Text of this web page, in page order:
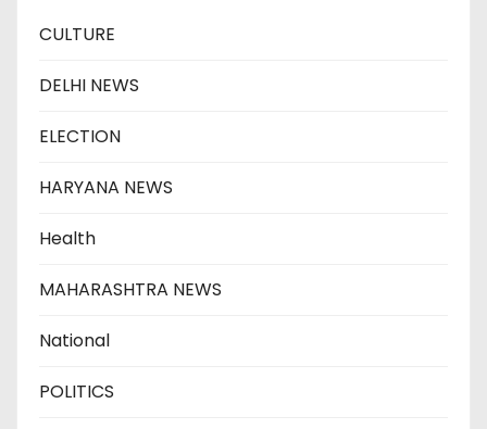
CULTURE
DELHI NEWS
ELECTION
HARYANA NEWS
Health
MAHARASHTRA NEWS
National
POLITICS